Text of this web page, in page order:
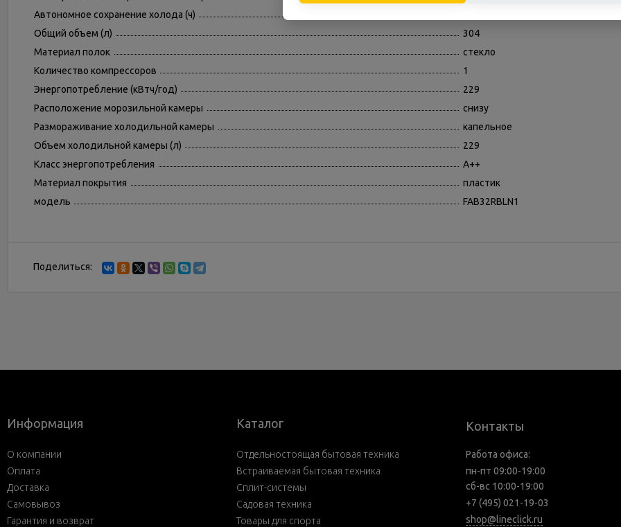
Автономное сохранение холода (ч)
Общий объем (л)
304
Материал полок
стекло
Количество компрессоров
1
Энергопотребление (кВтч/год)
229
Расположение морозильной камеры
снизу
Размораживание холодильной камеры
капельное
Объем холодильной камеры (л)
229
Класс энергопотребления
A++
Материал покрытия
пластик
модель
FAB32RBLN1
Поделиться:
Информация
О компании
Оплата
Доставка
Самовывоз
Гарантия и возврат
Каталог
Отдельностоящая бытовая техника
Встраиваемая бытовая техника
Сплит-системы
Садовая техника
Товары для спорта
Контакты
Работа офиса:
пн-пт 09:00-19:00
сб-вс 10:00-19:00
+7 (495) 021-19-03
shop@lineclick.ru